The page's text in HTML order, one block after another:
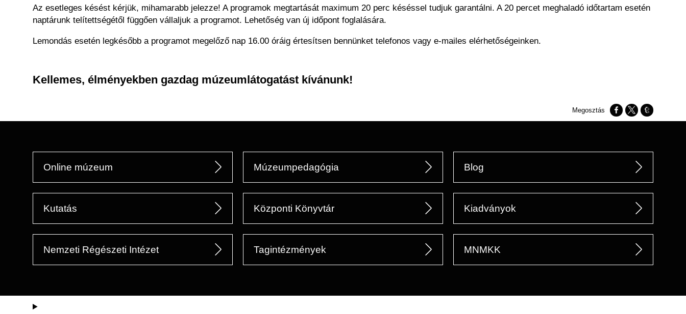
Az esetleges késést kérjük, mihamarabb jelezze! A programok megtartását maximum 20 perc késéssel tudjuk garantálni. A 20 percet meghaladó időtartam esetén
naptárunk telítettségétől függően vállaljuk a programot. Lehetőség van új időpont foglalására.
Lemondás esetén legkésőbb a programot megelőző nap 16.00 óráig értesítsen bennünket telefonos vagy e-mailes elérhetőségeinken.
Kellemes, élményekben gazdag múzeumlátogatást kívánunk!
Opens in a new window
Opens in a new
Opens in a
Online múzeum Múzeumpedagógia Blog
Kutatás Központi Könyvtár Kiadványok
Nemzeti Régészeti Intézet Tagintézmények MNMKK